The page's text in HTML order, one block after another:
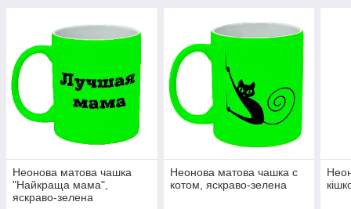
Неонова матова чашка
"Найкраща мама",
яскраво-зелена
Неонова матова чашка c
котом, яскраво-зелена